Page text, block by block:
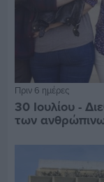
Πριν 6 ημέρες
30 Ιουλίου -
των